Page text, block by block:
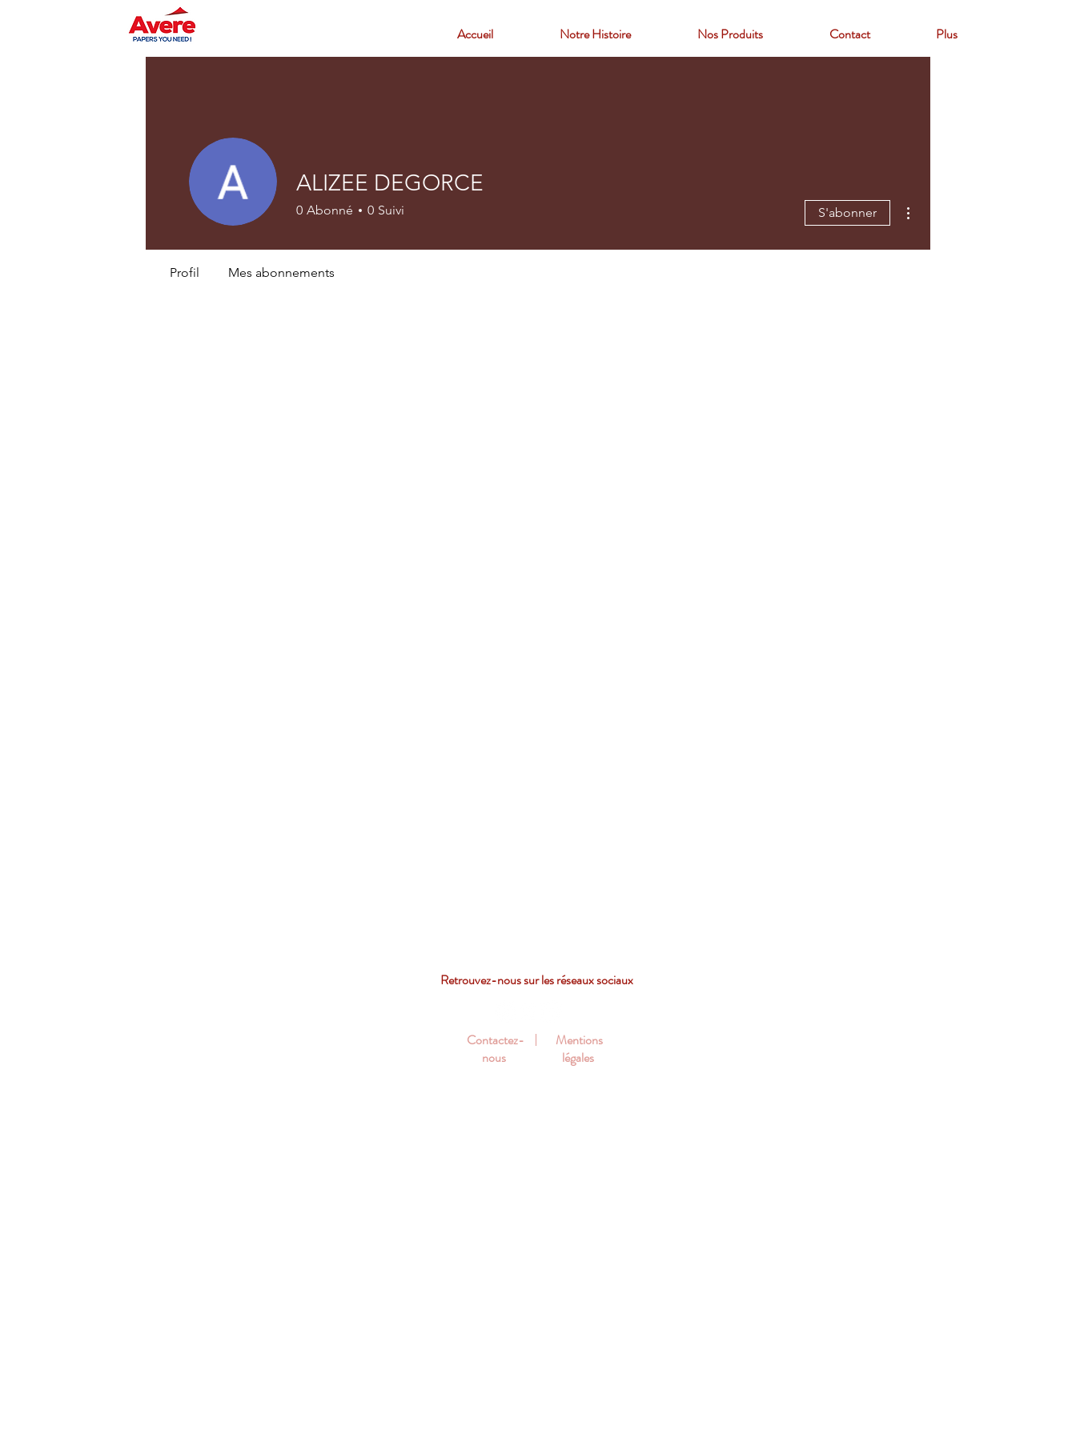
Accueil Notre Histoire Nos Produits Contact Plus
ALIZEE DEGORCE
0 Abonné 0 Suivi S'abonner
Profil Mes abonnements
Retrouvez-nous sur les réseaux sociaux
Contactez-
nous
Mentions
légales